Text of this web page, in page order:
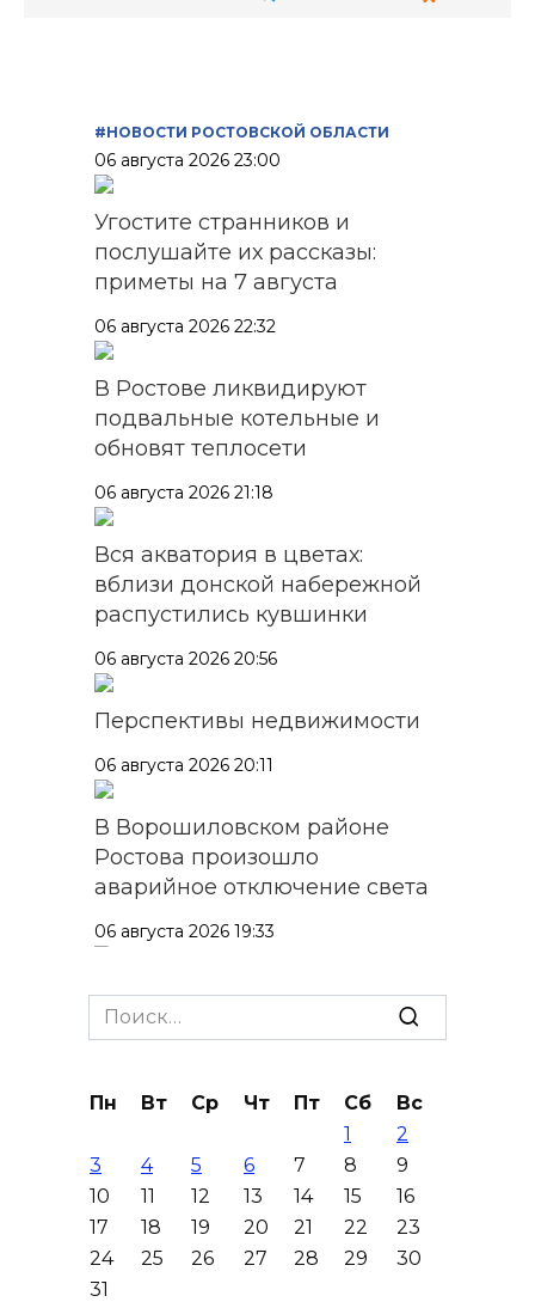
#НОВОСТИ РОСТОВСКОЙ ОБЛАСТИ
06 августа 2026 23:00
Угостите странников и
послушайте их рассказы:
приметы на 7 августа
06 августа 2026 22:32
В Ростове ликвидируют
подвальные котельные и
обновят теплосети
06 августа 2026 21:18
Вся акватория в цветах:
вблизи донской набережной
распустились кувшинки
06 августа 2026 20:56
Перспективы недвижимости
06 августа 2026 20:11
В Ворошиловском районе
Ростова произошло
аварийное отключение света
06 августа 2026 19:33
Шахбокс, падел и пилон: в
Ростовской области
Юрий Слюсарь поздравил
донских строителей с
профессиональным
праздником и вручил
Search
for:
Пн Вт Ср Чт Пт Сб
Вс
1
2
3
4 5 6 7 8
9
10
11 12 13 14 15
16
17
18 19 20 21 22
23
24
25 26 27 28 29
30
31